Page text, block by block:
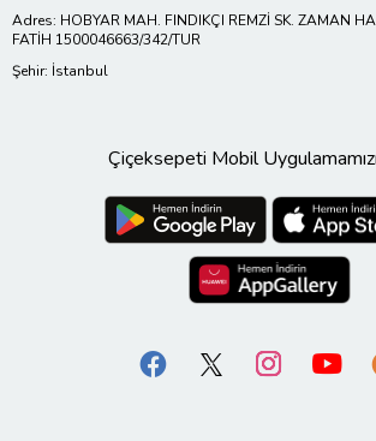
Adres: HOBYAR MAH. FINDIKÇI REMZİ SK. ZAMAN
FATİH 1500046663/342/TUR
Şehir: İstanbul
Çiçeksepeti Mobil